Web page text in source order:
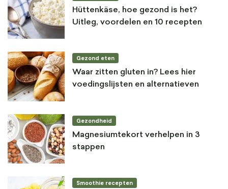
Hüttenkäse, hoe gezond is het?
Uitleg, voordelen en 10 recepten
Gezond eten
Waar zitten gluten in? Lees hier
voedingslijsten en alternatieven
Gezondheid
Magnesiumtekort verhelpen in 3
stappen
Smoothie recepten